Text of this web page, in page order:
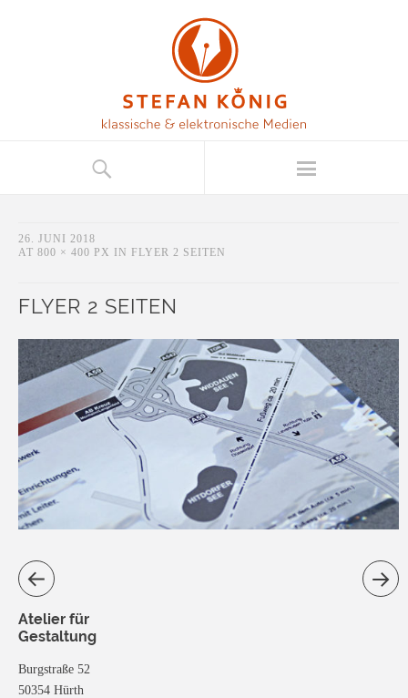
26. JUNI 2018
AT 800 × 400 PX IN FLYER 2 SEITEN
FLYER 2 SEITEN
Atelier für
Gestaltung
Burgstraße 52
50354 Hürth